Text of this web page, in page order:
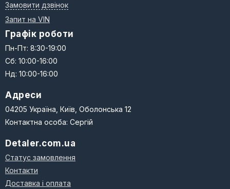
Замовити дзвінок
Запит на VIN
Графік роботи
Пн-Пт: 8:30-19:00
Сб: 10:00-16:00
Нд: 10:00-16:00
Адреси
04205 Україна, Київ, Оболонська 12
Контактна особа: Сергій
Detaler.com.ua
Статус замовлення
Контакти
Доставка і оплата